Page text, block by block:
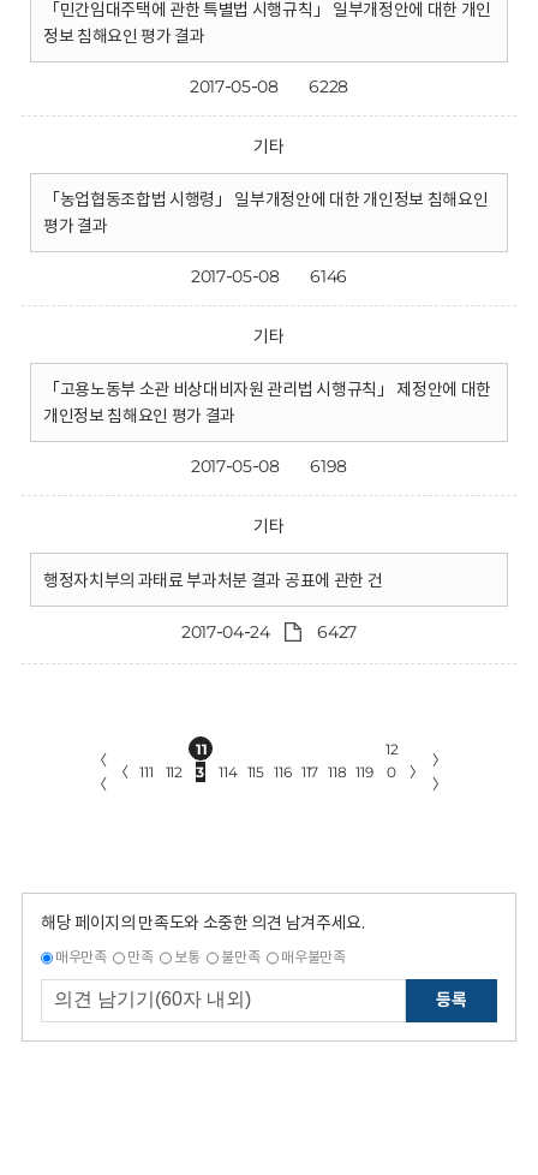
「민간임대주택에 관한 특별법 시행규칙」 일부개정안에 대한 개인
정보 침해요인 평가 결과
2017-05-08 6228
기타
「농업협동조합법 시행령」 일부개정안에 대한 개인정보 침해요인
평가 결과
2017-05-08 6146
기타
「고용노동부 소관 비상대비자원 관리법 시행규칙」 제정안에 대한
개인정보 침해요인 평가 결과
2017-05-08 6198
기타
행정자치부의 과태료 부과처분 결과 공표에 관한 건
2017-04-24 6427
〈
〈
〈 111 112
11
3
114 115 116 117 118 119
12
0
〉
〉
〉
해당 페이지의 만족도와 소중한 의견 남겨주세요.
매우만족 만족 보통 불만족 매우불만족
등록